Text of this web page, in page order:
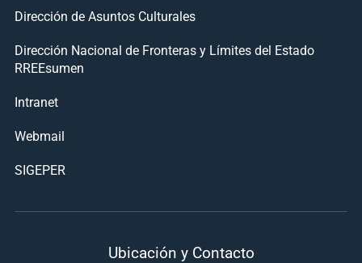
Dirección de Asuntos Culturales
Dirección Nacional de Fronteras y Límites del Estado
RREEsumen
Intranet
Webmail
SIGEPER
Ubicación y Contacto